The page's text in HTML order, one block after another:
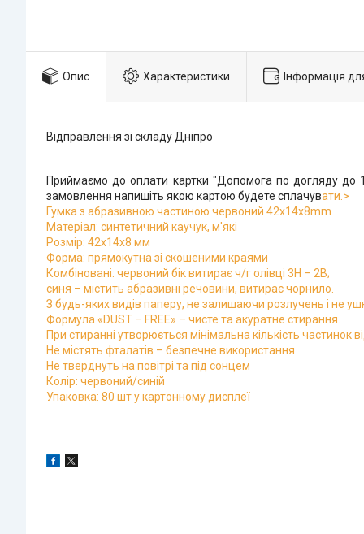
Опис Характеристики Інформація
Відправлення зі складу Дніпро
Приймаємо до оплати картки "Допомога по догляду до
замовлення напишіть якою картою будете сплачувати.>
Гумка з абразивною частиною червоний 42x14x8mm
Матеріал: синтетичний каучук, м'які
Розмір: 42x14x8 мм
Форма: прямокутна зі скошеними краями
Комбіновані: червоний бік витирає ч/г олівці 3Н – 2В;
синя – містить абразивні речовини, витирає чорнило.
З будь-яких видів паперу, не залишаючи розлучень і не
Формула «DUST – FREE» – чисте та акуратне стирання.
При стиранні утворюється мінімальна кількість
Не містять фталатів – безпечне використання
Не тверднуть на повітрі та під сонцем
Колір: червоний/синій
Упаковка: 80 шт у картонному дисплеї